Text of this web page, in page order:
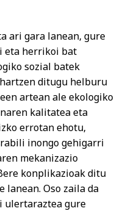
ari gara lanean, gure
eta herrikoi bat
sozial batek
ditugu helburu
artean ale ekologiko
kalitatea eta
errotan ehotu,
inongo gehigarri
mekanizazio
konplikazioak ditu
lanean. Oso zaila da
ulertaraztea gure